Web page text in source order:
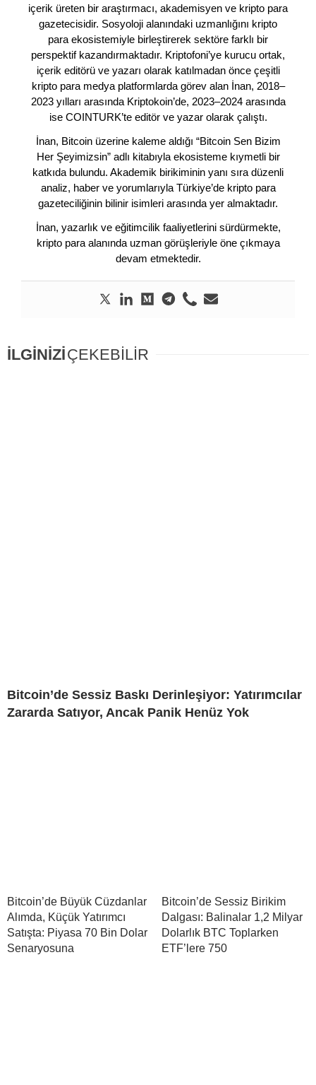
içerik üreten bir araştırmacı, akademisyen ve kripto para
gazetecisidir. Sosyoloji alanındaki uzmanlığını kripto
para ekosistemiyle birleştirerek sektöre farklı bir
perspektif kazandırmaktadır. Kriptofoni’ye kurucu ortak,
içerik editörü ve yazarı olarak katılmadan önce çeşitli
kripto para medya platformlarda görev alan İnan, 2018–
2023 yılları arasında Kriptokoin’de, 2023–2024 arasında
ise COINTURK’te editör ve yazar olarak çalıştı.
İnan, Bitcoin üzerine kaleme aldığı “Bitcoin Sen Bizim
Her Şeyimizsin” adlı kitabıyla ekosisteme kıymetli bir
katkıda bulundu. Akademik birikiminin yanı sıra düzenli
analiz, haber ve yorumlarıyla Türkiye’de kripto para
gazeteciliğinin bilinir isimleri arasında yer almaktadır.
İnan, yazarlık ve eğitimcilik faaliyetlerini sürdürmekte,
kripto para alanında uzman görüşleriyle öne çıkmaya
devam etmektedir.
İLGİNİZİÇEKEBİLİR
Bitcoin’de Sessiz Baskı Derinleşiyor: Yatırımcılar
Zararda Satıyor, Ancak Panik Henüz Yok
Bitcoin’de Büyük Cüzdanlar
Alımda, Küçük Yatırımcı
Satışta: Piyasa 70 Bin Dolar
Senaryosuna
Bitcoin’de Sessiz Birikim
Dalgası: Balinalar 1,2 Milyar
Dolarlık BTC Toplarken
ETF’lere 750